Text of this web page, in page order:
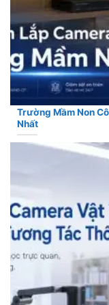
Trường Mầm Non
Nhất